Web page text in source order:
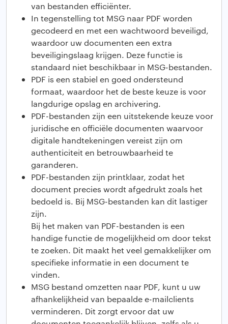
van bestanden efficiënter.
In tegenstelling tot MSG naar PDF worden
gecodeerd en met een wachtwoord beveiligd,
waardoor uw documenten een extra
beveiligingslaag krijgen. Deze functie is
standaard niet beschikbaar in MSG-bestanden.
PDF is een stabiel en goed ondersteund
formaat, waardoor het de beste keuze is voor
langdurige opslag en archivering.
PDF-bestanden zijn een uitstekende keuze voor
juridische en officiële documenten waarvoor
digitale handtekeningen vereist zijn om
authenticiteit en betrouwbaarheid te
garanderen.
PDF-bestanden zijn printklaar, zodat het
document precies wordt afgedrukt zoals het
bedoeld is. Bij MSG-bestanden kan dit lastiger
zijn.
Bij het maken van PDF-bestanden is een
handige functie de mogelijkheid om door tekst
te zoeken. Dit maakt het veel gemakkelijker om
specifieke informatie in een document te
vinden.
MSG bestand omzetten naar PDF, kunt u uw
afhankelijkheid van bepaalde e-mailclients
verminderen. Dit zorgt ervoor dat uw